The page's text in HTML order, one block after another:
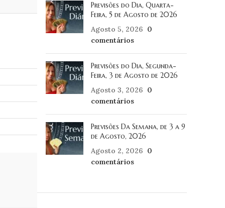
Previsões do Dia, Quarta-
Feira, 5 de Agosto de 2026
Agosto 5, 2026 0
comentários
Previsões do Dia, Segunda-
Feira, 3 de Agosto de 2026
Agosto 3, 2026 0
comentários
Previsões Da Semana, de 3 a 9
de Agosto, 2026
Agosto 2, 2026 0
comentários